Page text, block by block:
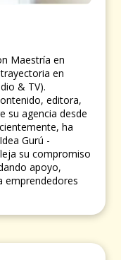
Maestría en
en
& TV).
editora,
su agencia desde
ha
Gurú -
su compromiso
apoyo,
emprendedores